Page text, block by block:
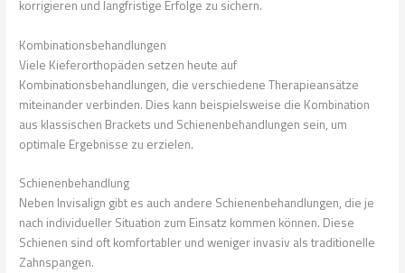
korrigieren und langfristige Erfolge zu sichern.
Kombinationsbehandlungen
Viele Kieferorthopäden setzen heute auf
Kombinationsbehandlungen, die verschiedene Therapieansätze
miteinander verbinden. Dies kann beispielsweise die Kombination
aus klassischen Brackets und Schienenbehandlungen sein, um
optimale Ergebnisse zu erzielen.
Schienenbehandlung
Neben Invisalign gibt es auch andere Schienenbehandlungen, die je
nach individueller Situation zum Einsatz kommen können. Diese
Schienen sind oft komfortabler und weniger invasiv als traditionelle
Zahnspangen.